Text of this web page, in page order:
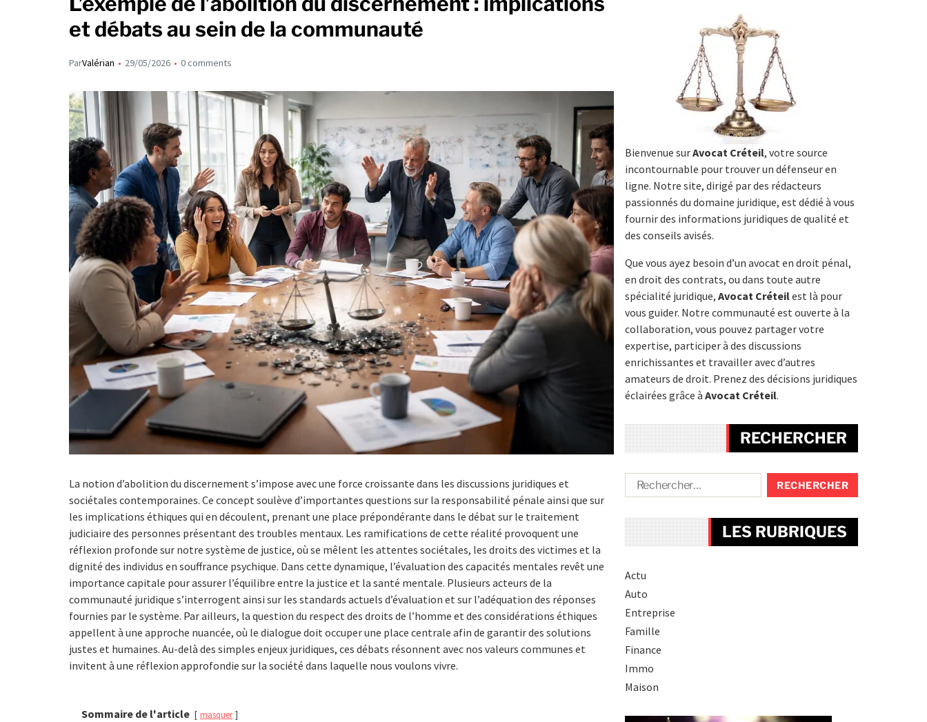
et débats au sein de la communauté
ParValérian 29/05/2026 0 comments
La notion d’abolition du discernement s’impose avec une force croissante dans les discussions juridiques et
sociétales contemporaines. Ce concept soulève d’importantes questions sur la responsabilité pénale ainsi que sur
les implications éthiques qui en découlent, prenant une place prépondérante dans le débat sur le traitement
judiciaire des personnes présentant des troubles mentaux. Les ramifications de cette réalité provoquent une
réflexion profonde sur notre système de justice, où se mêlent les attentes sociétales, les droits des victimes et la
dignité des individus en souffrance psychique. Dans cette dynamique, l’évaluation des capacités mentales revêt une
importance capitale pour assurer l’équilibre entre la justice et la santé mentale. Plusieurs acteurs de la
communauté juridique s’interrogent ainsi sur les standards actuels d’évaluation et sur l’adéquation des réponses
fournies par le système. Par ailleurs, la question du respect des droits de l’homme et des considérations éthiques
appellent à une approche nuancée, où le dialogue doit occuper une place centrale afin de garantir des solutions
justes et humaines. Au-delà des simples enjeux juridiques, ces débats résonnent avec nos valeurs communes et
invitent à une réflexion approfondie sur la société dans laquelle nous voulons vivre.
Sommaire de l'article masquer
Bienvenue surAvocat Créteil, votre source
incontournable pour trouver un défenseur en
ligne. Notre site, dirigé par des rédacteurs
passionnés du domaine juridique, est dédié à vous
fournir des informations juridiques de qualité et
des conseils avisés.
Que vous ayez besoin d’un avocat en droit pénal,
en droit des contrats, ou dans toute autre
spécialité juridique, Avocat Créteilest là pour
vous guider. Notre communauté est ouverte à la
collaboration, vous pouvez partager votre
expertise, participer à des discussions
enrichissantes et travailler avec d’autres
amateurs de droit. Prenez des décisions juridiques
éclairées grâce à Avocat Créteil.
RECHERCHER
LES RUBRIQUES
Actu
Auto
Entreprise
Famille
Finance
Immo
Maison